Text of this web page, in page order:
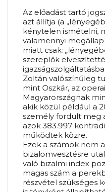
Az előadást tartó
azt állítja (a
kénytelen ismételni,
valamennyi
miatt csak:
szereplők
Zoltán valószínűleg
mint Oszkár, az
Magyarországnak
akik közül például a
személy fordult meg
azok 383.997
működtek közre.
Ezek a számok nem
bizalomvesztésre
való bizalmi index
magas szám a
részvétel szükséges